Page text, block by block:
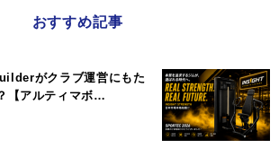
おすすめ記事
がクラブ運営にもた
【アルティマボ…